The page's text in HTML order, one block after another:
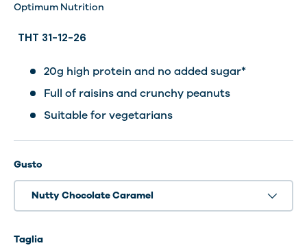
Optimum Nutrition
THT 31-12-26
20g high protein and no added sugar*
Full of raisins and crunchy peanuts
Suitable for vegetarians
Gusto
Nutty Chocolate Caramel
Taglia